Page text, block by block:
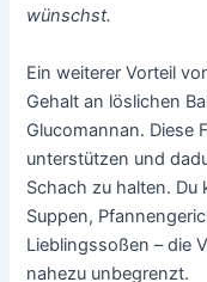
wünschst.
Ein weiterer Vorteil
Gehalt an löslichen
Glucomannan. Diese
unterstützen und
Schach zu halten.
Suppen,
Lieblingssoßen – die
nahezu unbegrenzt.